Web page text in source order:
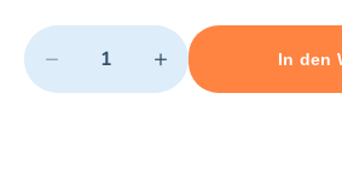
Quantity
− +
Minimum quantity: 1 MaximumIn den
Add 1 item to cart